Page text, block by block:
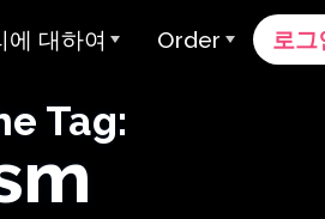
입)
에 대하여
가 봉사하는 대상
Order 로그
Tag: